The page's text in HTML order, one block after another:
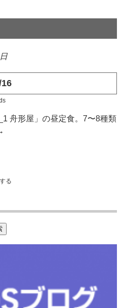
舟形屋」の昼定食。7〜8種類
る